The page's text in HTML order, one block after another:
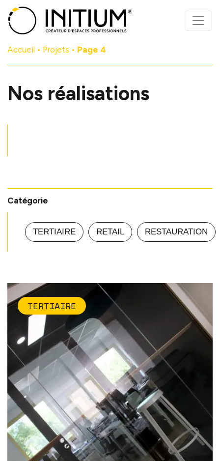
Accueil • Projets • Page 4
Nos réalisations
Catégorie
TERTIAIRE RETAIL RESTAURATION
TERTIAIRE
Panneau de gestion des cookies